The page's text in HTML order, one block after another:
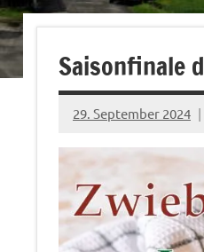
Saisonfinale
29. September 2024